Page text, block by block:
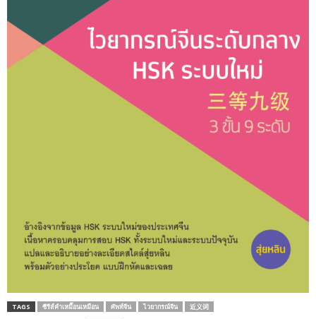
TAGS ซีรีส์คำเหมื๊อนเหมือน ศัพท์จีน ไวยากรณ์จีน 近义词